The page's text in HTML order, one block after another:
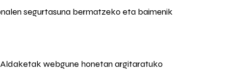
segurtasuna bermatzeko eta baimenik
webgune honetan argitaratuko